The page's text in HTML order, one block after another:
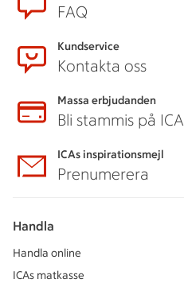
FAQ
Kundservice
Kontakta oss
Massa erbjudanden
Bli stammis på ICA
ICAs inspirationsmejl
Prenumerera
Handla
Handla online
ICAs matkasse